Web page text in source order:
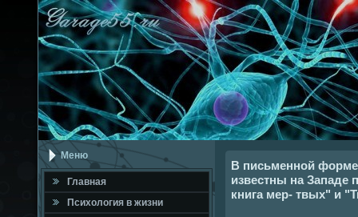
Меню
Главная
Психология в жизни
В письменной
известны на Западе
книга мер- твых" и